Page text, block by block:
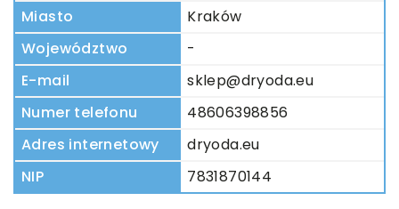
Miasto
Kraków
Województwo
-
E-mail
sklep@dryoda.eu
Numer telefonu
48606398856
Adres internetowy
dryoda.eu
NIP
7831870144